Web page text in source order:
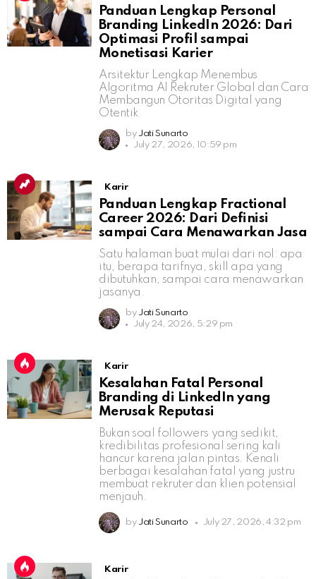
Panduan Lengkap Personal
Branding LinkedIn 2026: Dari
Optimasi Profil sampai
Monetisasi Karier
Arsitektur Lengkap Menembus
Algoritma AI Rekruter Global dan Cara
Membangun Otoritas Digital yang
Otentik
by Jati Sunarto
July 27, 2026, 10:59 pm
Karir
Panduan Lengkap Fractional
Career 2026: Dari Definisi
sampai Cara Menawarkan Jasa
Satu halaman buat mulai dari nol: apa
itu, berapa tarifnya, skill apa yang
dibutuhkan, sampai cara menawarkan
jasanya.
by Jati Sunarto
July 24, 2026, 5:29 pm
Karir
Kesalahan Fatal Personal
Branding di LinkedIn yang
Merusak Reputasi
Bukan soal followers yang sedikit,
kredibilitas profesional sering kali
hancur karena jalan pintas. Kenali
berbagai kesalahan fatal yang justru
membuat rekruter dan klien potensial
menjauh.
by Jati Sunarto July 27, 2026, 4:32 pm
Karir